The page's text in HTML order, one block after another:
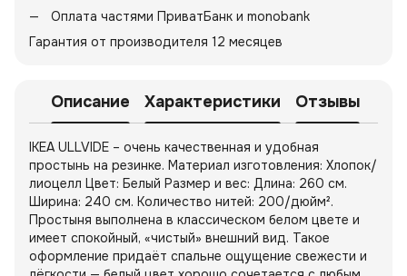
Оплата частями ПриватБанк и monobank
Гарантия от производителя 12 месяцев
Описание Характеристики Отзывы
IKEA ULLVIDE – очень качественная и удобная
простынь на резинке. Материал изготовления: Хлопок/
лиоцелл Цвет: Белый Размер и вес: Длина: 260 см.
Ширина: 240 см. Количество нитей: 200/дюйм².
Простыня выполнена в классическом белом цвете и
имеет спокойный, «чистый» внешний вид. Такое
оформление придаёт спальне ощущение свежести и